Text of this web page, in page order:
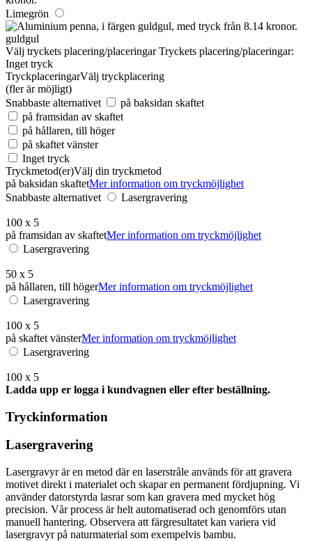
Limegrön
guldgul
Välj tryckets placering/placeringar Tryckets placering/placeringar:
Inget tryck
TryckplaceringarVälj tryckplacering
(fler är möjligt)
Snabbaste alternativet
på baksidan skaftet
på framsidan av skaftet
på hållaren, till höger
på skaftet vänster
Inget tryck
Tryckmetod(er)Välj din tryckmetod
på baksidan skaftetMer information om tryckmöjlighet
Snabbaste alternativet
Lasergravering
100 x 5
på framsidan av skaftetMer information om tryckmöjlighet
Lasergravering
50 x 5
på hållaren, till högerMer information om tryckmöjlighet
Lasergravering
100 x 5
på skaftet vänsterMer information om tryckmöjlighet
Lasergravering
100 x 5
Ladda upp er logga i kundvagnen eller efter beställning.
Tryckinformation
Lasergravering
Lasergravyr är en metod där en laserstråle används för att gravera
motivet direkt i materialet och skapar en permanent fördjupning. Vi
använder datorstyrda lasrar som kan gravera med mycket hög
precision. Vår process är helt automatiserad och genomförs utan
manuell hantering. Observera att färgresultatet kan variera vid
lasergravyr på naturmaterial som exempelvis bambu.